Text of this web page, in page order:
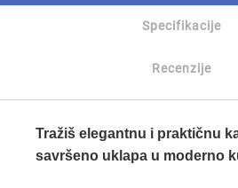
Specifikacije
Recenzije
Tražiš elegantnu i praktičnu
savršeno uklapa u moderno